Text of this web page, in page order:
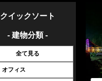
クイックソート
- 建物分類 -
全て見る
オフィス